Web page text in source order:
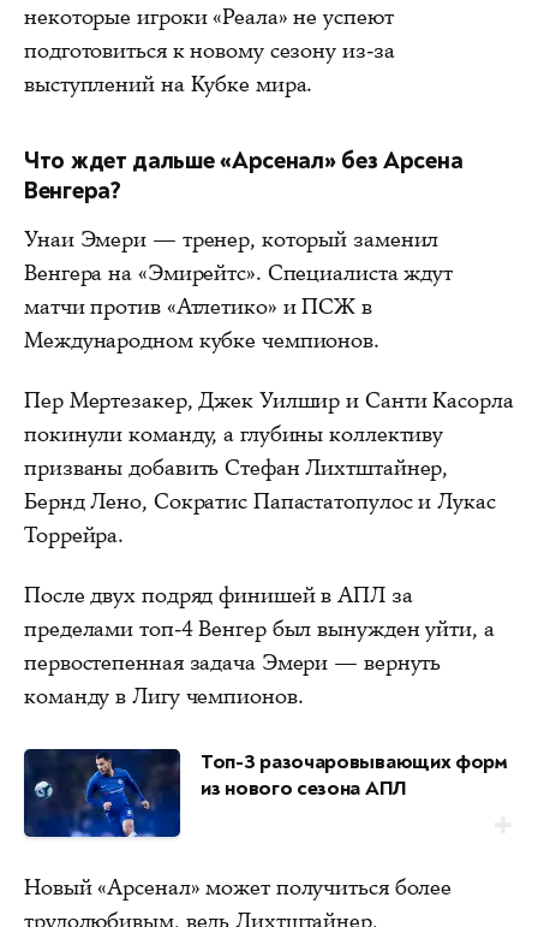
некоторые игроки «Реала» не успеют
подготовиться к новому сезону из-за
выступлений на Кубке мира.
Что ждет дальше «Арсенал» без Арсена
Венгера?
Унаи Эмери — тренер, который заменил
Венгера на «Эмирейтс». Специалиста ждут
матчи против «Атлетико» и ПСЖ в
Международном кубке чемпионов.
Пер Мертезакер, Джек Уилшир и Санти Касорла
покинули команду, а глубины коллективу
призваны добавить Стефан Лихтштайнер,
Бернд Лено, Сократис Папастатопулос и Лукас
Торрейра.
После двух подряд финишей в АПЛ за
пределами топ-4 Венгер был вынужден уйти, а
первостепенная задача Эмери — вернуть
команду в Лигу чемпионов.
Топ-3 разочаровывающих форм
из нового сезона АПЛ
Новый «Арсенал» может получиться более